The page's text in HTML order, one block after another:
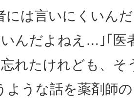
には言いにくいん
んだよねえ…｣｢医
れたけれども、そ
うな話を薬剤師